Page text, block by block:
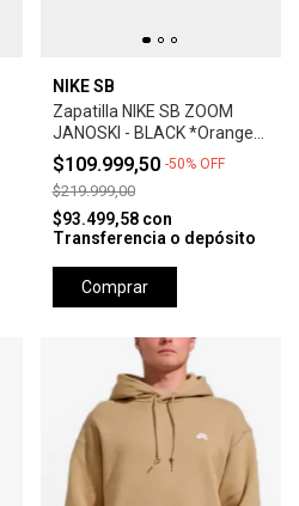
NIKE SB
Zapatilla NIKE SB ZOOM
JANOSKI - BLACK *Orange
Label*
$109.999,50 -50% OFF
$219.999,00
$93.499,58 con
Transferencia o depósito
Comprar